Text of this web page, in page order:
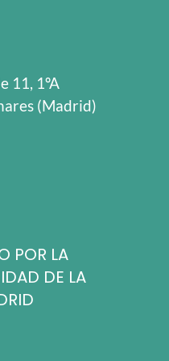
11, 1ºA
(Madrid)
POR LA
DE LA